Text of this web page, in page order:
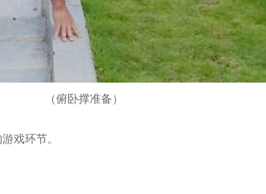
（俯卧撑准备 ）
戏环节。